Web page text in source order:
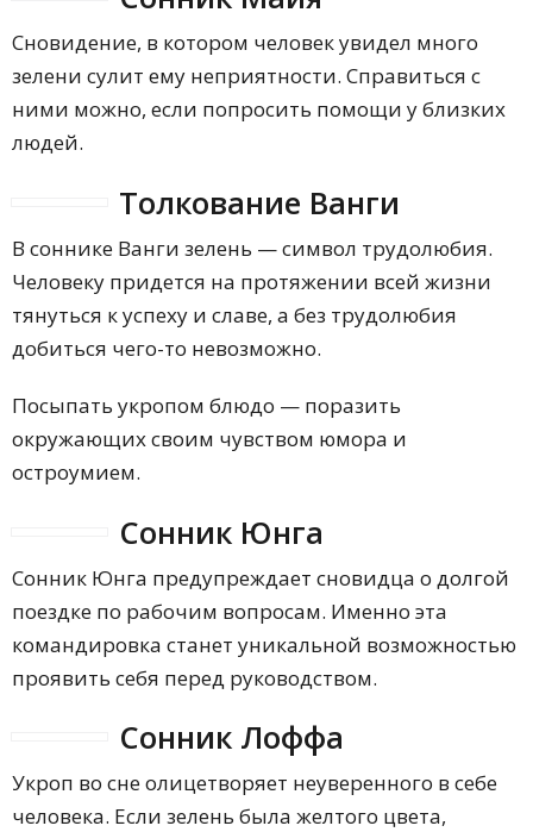
Сновидение, в котором человек увидел много
зелени сулит ему неприятности. Справиться с
ними можно, если попросить помощи у близких
людей.
Толкование Ванги
В соннике Ванги зелень — символ трудолюбия.
Человеку придется на протяжении всей жизни
тянуться к успеху и славе, а без трудолюбия
добиться чего-то невозможно.
Посыпать укропом блюдо — поразить
окружающих своим чувством юмора и
остроумием.
Сонник Юнга
Сонник Юнга предупреждает сновидца о долгой
поездке по рабочим вопросам. Именно эта
командировка станет уникальной возможностью
проявить себя перед руководством.
Сонник Лоффа
Укроп во сне олицетворяет неуверенного в себе
человека. Если зелень была желтого цвета,